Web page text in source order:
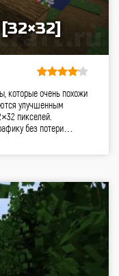
которые очень похожи
улучшенным
пикселей.
без потери…